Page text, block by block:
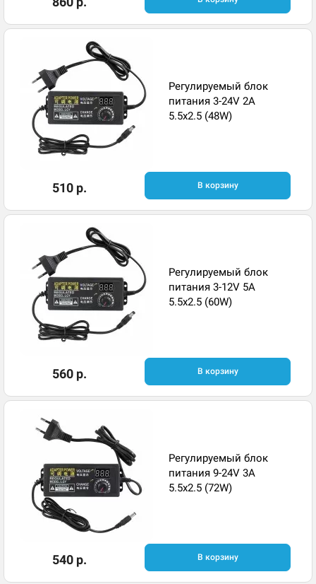
Регулируемый блок
питания 3-24V 2A
5.5x2.5 (48W)
510 р. В корзину
Регулируемый блок
питания 3-12V 5A
5.5x2.5 (60W)
560 р. В корзину
Регулируемый блок
питания 9-24V 3A
5.5x2.5 (72W)
540 р. В корзину